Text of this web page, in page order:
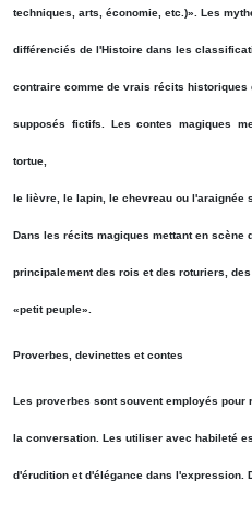
techniques, arts, économie, etc.)». Les
différenciés de l'Histoire dans les
contraire comme de vrais récits historiques
supposés fictifs. Les contes magiques
tortue,
le lièvre, le lapin, le chevreau ou l'araignée
Dans les récits magiques mettant en scène
principalement des rois et des roturiers,
«petit peuple».
Proverbes, devinettes et contes
Les proverbes sont souvent employés
la conversation. Les utiliser avec habileté
d'érudition et d'élégance dans l'expression.